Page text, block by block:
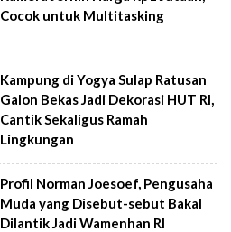
Cocok untuk Multitasking
Kampung di Yogya Sulap Ratusan
Galon Bekas Jadi Dekorasi HUT RI,
Cantik Sekaligus Ramah
Lingkungan
Profil Norman Joesoef, Pengusaha
Muda yang Disebut-sebut Bakal
Dilantik Jadi Wamenhan RI